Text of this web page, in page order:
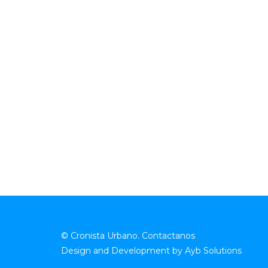
© Cronista Urbano. Contactanos
Design and Development by Ayb Solutions